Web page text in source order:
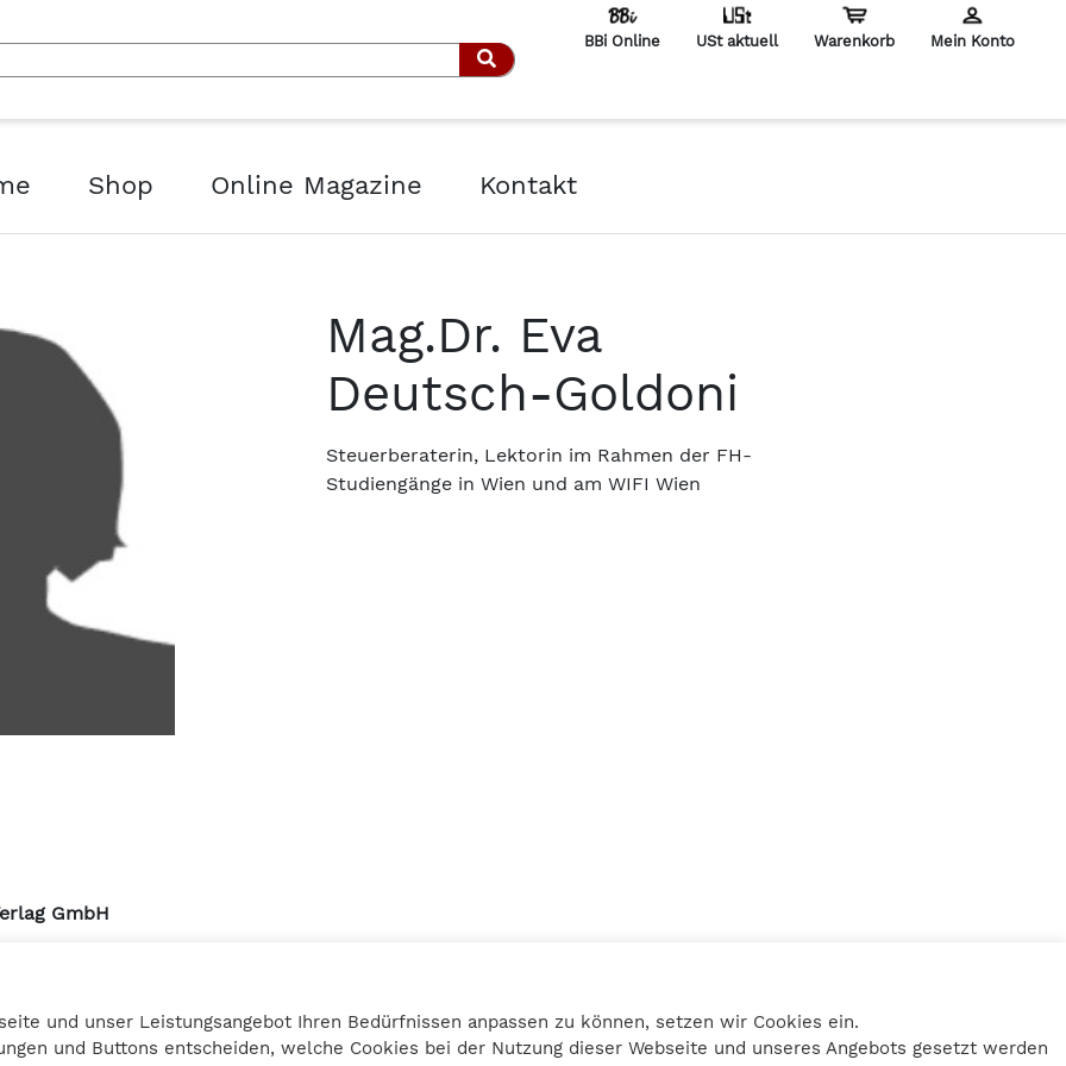
Suchen
BBi Online USt aktuell Warenkorb Mein Konto
Shop Online Magazine Kontakt
Mag.Dr. Eva
Deutsch-Goldoni
Steuerberaterin, Lektorin im Rahmen der FH-
Studiengänge in Wien und am WIFI Wien
GmbH
25 12
Datenschutz
Kontakt
und unser Leistungsangebot Ihren Bedürfnissen anpassen zu können, setzen wir Cookies ein.
und Buttons entscheiden, welche Cookies bei der Nutzung dieser Webseite und unseres Angebots gesetzt werden